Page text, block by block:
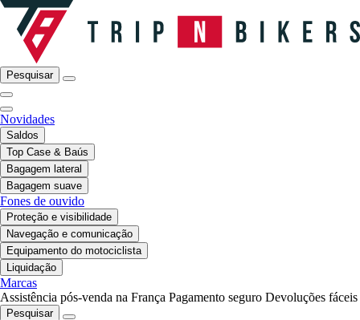
Pesquisar
Novidades
Saldos
Top Case & Baús
Bagagem lateral
Bagagem suave
Fones de ouvido
Proteção e visibilidade
Navegação e comunicação
Equipamento do motociclista
Liquidação
Marcas
Assistência pós-venda na França Pagamento seguro Devoluções fáceis
Pesquisar